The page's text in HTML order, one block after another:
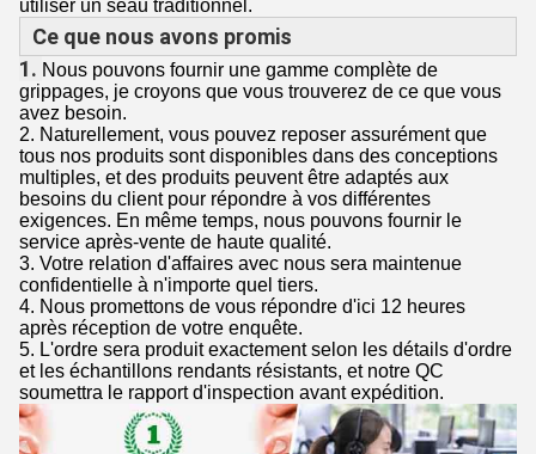
utiliser un seau traditionnel.
Ce que nous avons promis
1. Nous pouvons fournir une gamme complète de
grippages, je croyons que vous trouverez de ce que vous
avez besoin.
2. Naturellement, vous pouvez reposer assurément que
tous nos produits sont disponibles dans des conceptions
multiples, et des produits peuvent être adaptés aux
besoins du client pour répondre à vos différentes
exigences. En même temps, nous pouvons fournir le
service après-vente de haute qualité.
3. Votre relation d'affaires avec nous sera maintenue
confidentielle à n'importe quel tiers.
4. Nous promettons de vous répondre d'ici 12 heures
après réception de votre enquête.
5. L'ordre sera produit exactement selon les détails d'ordre
et les échantillons rendants résistants, et notre QC
soumettra le rapport d'inspection avant expédition.